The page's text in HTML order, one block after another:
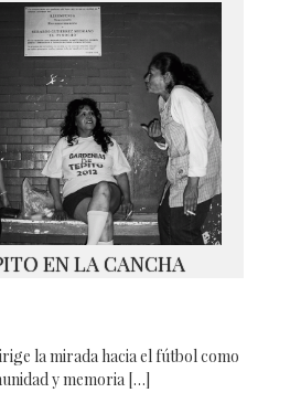
EN LA CANCHA
la mirada hacia el fútbol como
y memoria […]